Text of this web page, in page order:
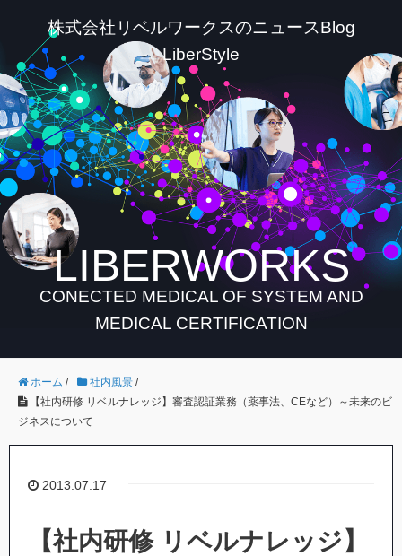
株式会社リベルワークスのニュースBlog
LiberStyle
LIBERWORKS
CONECTED MEDICAL OF SYSTEM AND
MEDICAL CERTIFICATION
ホーム / 社内風景 /
【社内研修 リベルナレッジ】審査認証業務（薬事法、CEなど）～未来のビ
ジネスについて
2013.07.17
【社内研修 リベルナレッジ】